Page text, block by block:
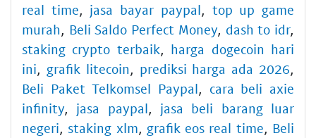
real time, jasa bayar paypal, top up game
murah, Beli Saldo Perfect Money, dash to idr,
staking crypto terbaik, harga dogecoin hari
ini, grafik litecoin, prediksi harga ada 2026,
Beli Paket Telkomsel Paypal, cara beli axie
infinity, jasa paypal, jasa beli barang luar
negeri,staking xlm, grafik eos real time, Beli